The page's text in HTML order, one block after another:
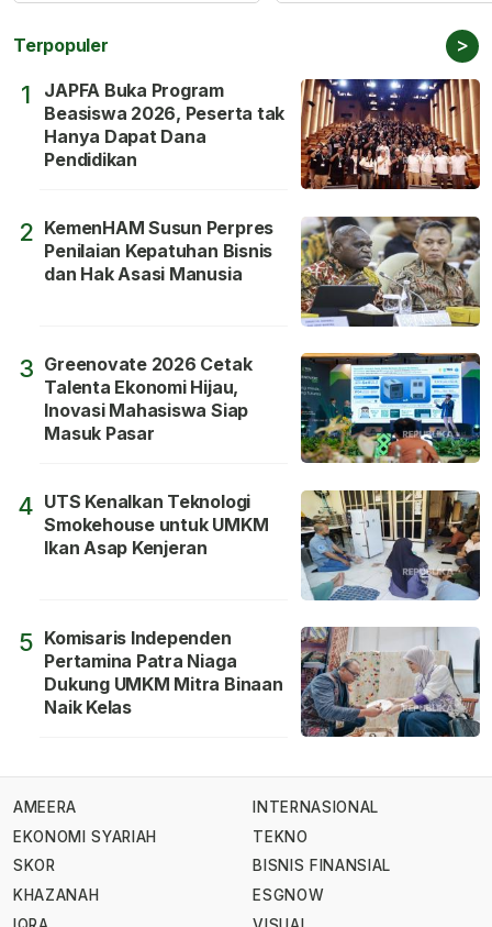
Terpopuler >
1
JAPFA Buka Program
Beasiswa 2026, Peserta tak
Hanya Dapat Dana
Pendidikan
2 KemenHAM Susun Perpres
Penilaian Kepatuhan Bisnis
dan Hak Asasi Manusia
3 Greenovate 2026 Cetak
Talenta Ekonomi Hijau,
Inovasi Mahasiswa Siap
Masuk Pasar
4 UTS Kenalkan Teknologi
Smokehouse untuk UMKM
Ikan Asap Kenjeran
5 Komisaris Independen
Pertamina Patra Niaga
Dukung UMKM Mitra Binaan
Naik Kelas
AMEERA
EKONOMI SYARIAH
SKOR
KHAZANAH
INTERNASIONAL
TEKNO
BISNIS FINANSIAL
ESGNOW